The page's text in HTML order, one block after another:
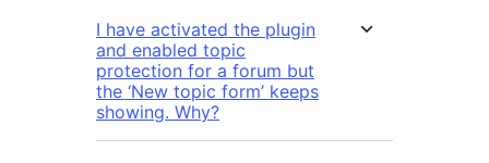
I have activated the plugin
and enabled topic
protection for a forum but
the ‘New topic form’ keeps
showing. Why?